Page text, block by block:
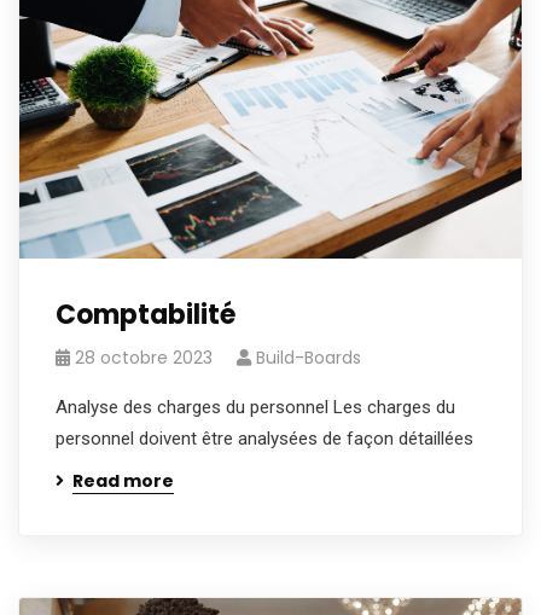
Comptabilité
28 octobre 2023 Build-Boards
Analyse des charges du personnel Les charges du
personnel doivent être analysées de façon détaillées
Read more